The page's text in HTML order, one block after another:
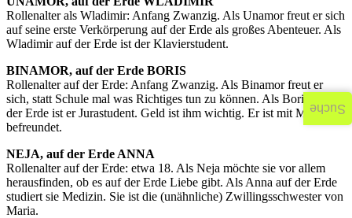
Rollenalter als Wladimir: Anfang Zwanzig. Als Unamor freut er sich
auf seine erste Verkörperung auf der Erde als großes Abenteuer. Als
Wladimir auf der Erde ist der Klavierstudent.
BINAMOR, auf der Erde BORIS
Rollenalter auf der Erde: Anfang Zwanzig. Als Binamor freut er
sich, statt Schule mal was Richtiges tun zu können. Als Boris auf
der Erde ist er Jurastudent. Geld ist ihm wichtig. Er ist mit Maria
befreundet.
NEJA, auf der Erde ANNA
Rollenalter auf der Erde: etwa 18. Als Neja möchte sie vor allem
herausfinden, ob es auf der Erde Liebe gibt. Als Anna auf der Erde
studiert sie Medizin. Sie ist die (unähnliche) Zwillingsschwester von
Maria.
Suche